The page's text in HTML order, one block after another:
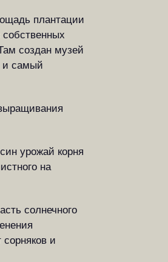
плантации
создан музей
и самый
урожай корня
на
солнечного
и